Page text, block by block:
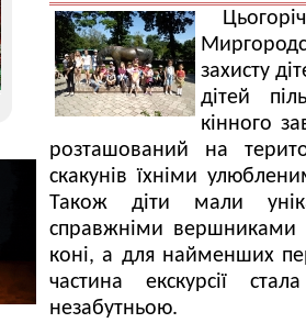
захисту
дітей
кінного
розташований на
скакунів їхніми
Також діти мали
справжніми вершниками
коні, а для найменших
частина екскурсії
незабутньою.